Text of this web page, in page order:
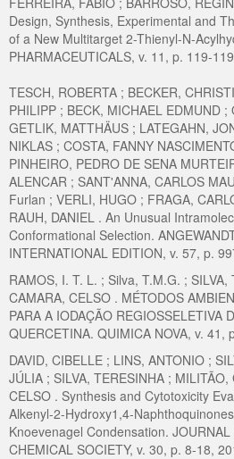
Design, Synthesis, Experimental and
of a New Multitarget 2-Thienyl-N-
PHARMACEUTICALS, v. 11, p. 119-
TESCH, ROBERTA ; BECKER,
PHILIPP ; BECK, MICHAEL EDMUND ;
GETLIK, MATTHÄUS ; LATEGAHN,
NIKLAS ; COSTA, FANNY
PINHEIRO, PEDRO DE SENA
ALENCAR ; SANT'ANNA, CARLOS
Furlan ; VERLI, HUGO ; FRAGA,
RAUH, DANIEL . An Unusual
Conformational Selection.
INTERNATIONAL EDITION, v. 57, p.
RAMOS, I. T. L. ; Silva, T.M.G. ;
CAMARA, CELSO . MÉTODOS
PARA A IODAÇÃO REGIOSSELETIVA
QUERCETINA. QUIMICA NOVA, v. 41,
DAVID, CIBELLE ; LINS, ANTONIO ;
JÚLIA ; SILVA, TERESINHA ;
CELSO . Synthesis and Cytotoxicity
Alkenyl-2-Hydroxy1,4-
Knoevenagel Condensation.
CHEMICAL SOCIETY, v. 30, p. 8-18,